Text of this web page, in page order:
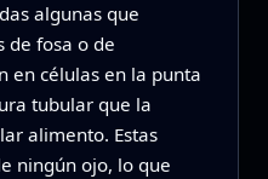
algunas que
de fosa o de
en células en la punta
tubular que la
alimento. Estas
ningún ojo, lo que